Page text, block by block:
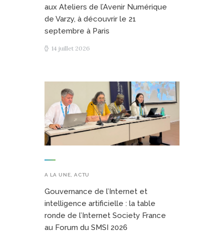
aux Ateliers de l’Avenir Numérique
de Varzy, à découvrir le 21
septembre à Paris
14 juillet 2026
A LA UNE ,ACTU
Gouvernance de l’Internet et
intelligence artificielle : la table
ronde de l’Internet Society France
au Forum du SMSI 2026